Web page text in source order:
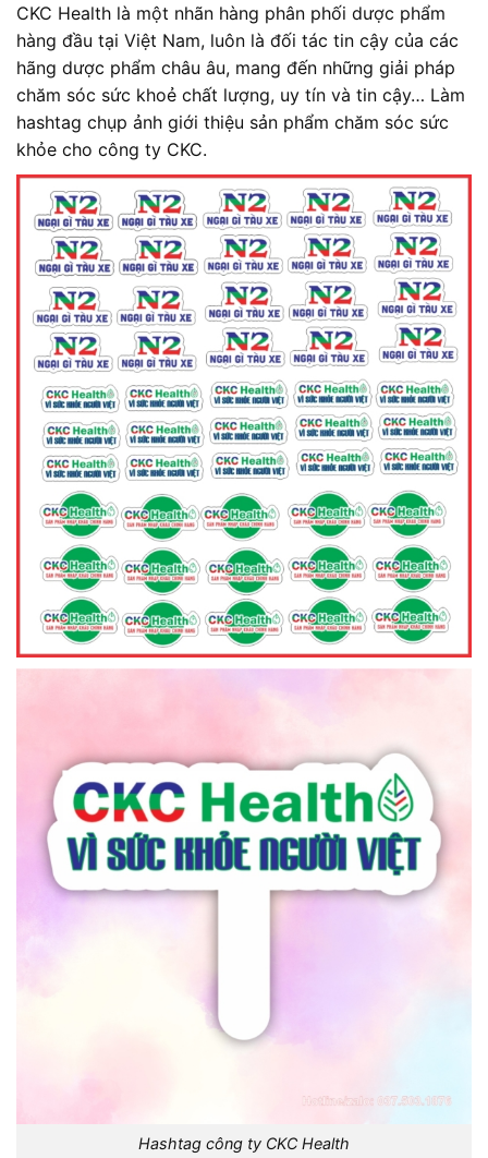
CKC Health là một nhãn hàng phân phối dược phẩm
hàng đầu tại Việt Nam, luôn là đối tác tin cậy của các
hãng dược phẩm châu âu, mang đến những giải pháp
chăm sóc sức khoẻ chất lượng, uy tín và tin cậy… Làm
hashtag chụp ảnh giới thiệu sản phẩm chăm sóc sức
khỏe cho công ty CKC.
Hashtag công ty CKC Health